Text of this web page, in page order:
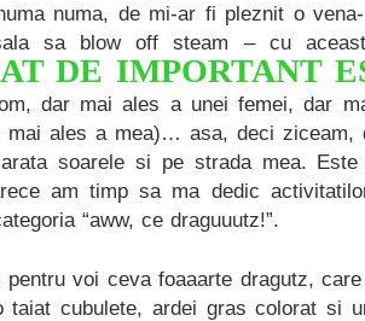
numa, de mi-ar fi pleznit o
sa blow off steam – cu
DE IMPORTANT
dar mai ales a unei femei, dar
mai ales a mea)… asa, deci ziceam,
soarele si pe strada mea.
am timp sa ma dedic
“aww, ce draguuutz!”.
pentru voi ceva foaaarte dragutz,
taiat cubulete, ardei gras colorat si